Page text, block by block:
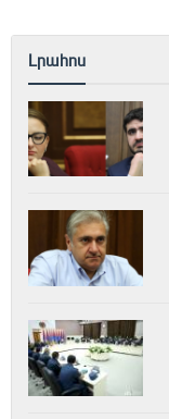
Լրահոս